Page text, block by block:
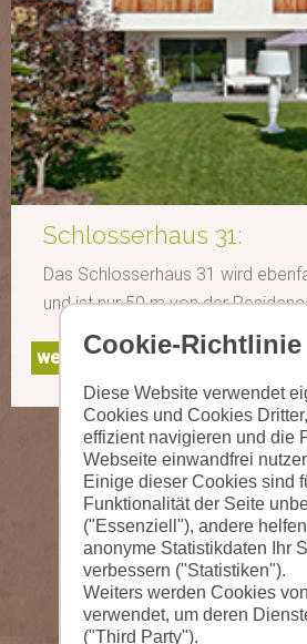
Cookie-Richtlinie
Diese Website verwendet
Cookies und Cookies
effizient navigieren und die
Webseite einwandfrei
Einige dieser Cookies sind
Funktionalität der Seite
("Essenziell"), andere
anonyme Statistikdaten Ihr
verbessern ("Statistiken").
Weiters werden Cookies
verwendet, um deren
("Third Party").
Schlosserhaus 31:
Das Schlosserhaus 31 wird
und ist nur 50 m von der
weitere Infos